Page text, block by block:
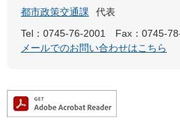
都市政策交通課
代表
Tel：0745-76-2001
Fax：0745-
メールでのお問い合わせはこちら